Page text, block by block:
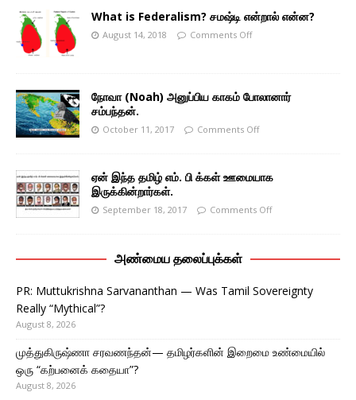
What is Federalism? சமஷ்டி என்றால் என்ன?
August 14, 2018 Comments Off
நோவா (Noah) அனுப்பிய காகம் போலானார்
சம்பந்தன்.
October 11, 2017 Comments Off
ஏன் இந்த தமிழ் எம். பி க்கள் ஊமையாக
இருக்கின்றார்கள்.
September 18, 2017 Comments Off
அண்மைய தலைப்புக்கள்
PR: Muttukrishna Sarvananthan — Was Tamil Sovereignty
Really “Mythical”?
August 8, 2026
முத்துகிருஷ்ணா சரவணந்தன்— தமிழர்களின் இறைமை உண்மையில்
ஒரு “கற்பனைக் கதையா”?
August 8, 2026